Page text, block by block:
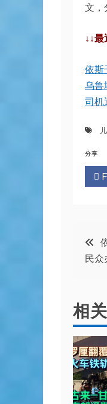
文，
↓↓最
依斯
乌鲁
司机
分享
文
章
导
航
民众
相